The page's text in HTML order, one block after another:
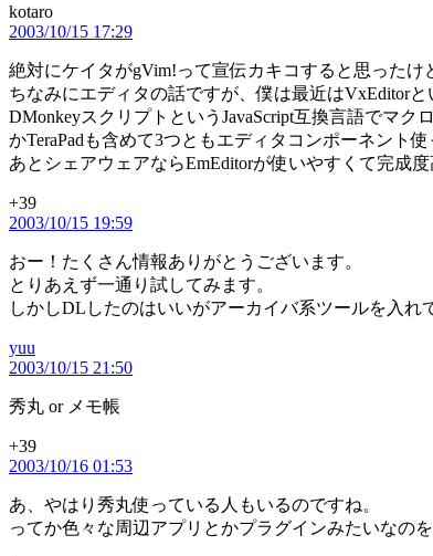
kotaroの
発
2003/10/15 17:29
絶対にケイタがgVim!って宣伝カキコすると思った
ちなみにエディタの話ですが、僕は最近はVxEditor
DMonkeyスクリプトというJavaScript互換言語でマ
かTeraPadも含めて3つともエディタコンポーネント使
あとシェアウェアならEmEditorが使いやすくて完成
+39の
発
2003/10/15 19:59
おー！たくさん情報ありがとうございます。
とりあえず一通り試してみます。
しかしDLしたのはいいがアーカイバ系ツールを入れ
yuu
発
2003/10/15 21:50
秀丸 or メモ帳
+39の
発
2003/10/16 01:53
あ、やはり秀丸使っている人もいるのですね。
ってか色々な周辺アプリとかプラグインみたいなの